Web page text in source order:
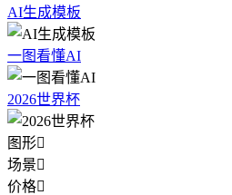
AI生成模板
一图看懂AI
2026世界杯
图形
场景
价格